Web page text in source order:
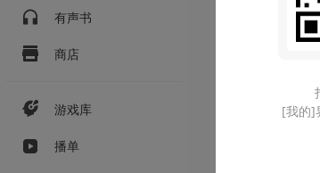
有声书
商店
游戏库
播单
[我的]